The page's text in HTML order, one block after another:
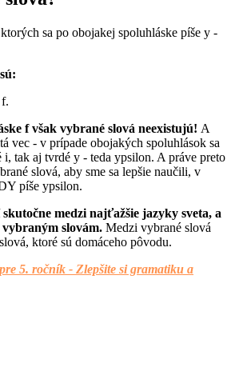
sa po obojakej spoluhláske píše y -
f však vybrané slová neexistujú! A
vec - v prípade obojakých spoluhlások sa
i, tak aj tvrdé y - teda ypsilon. A práve preto
slová, aby sme sa lepšie naučili, v
píše ypsilon.
medzi najťažšie jazyky sveta, a
slovám. Medzi vybrané slová
ktoré sú domáceho pôvodu.
5. ročník - Zlepšite si gramatiku a